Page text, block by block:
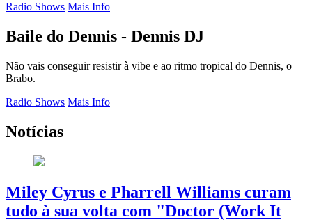
Radio Shows Mais Info
Baile do Dennis - Dennis DJ
Não vais conseguir resistir à vibe e ao ritmo tropical do Dennis, o
Brabo.
Radio Shows Mais Info
Notícias
Miley Cyrus e Pharrell Williams curam
tudo à sua volta com "Doctor (Work It